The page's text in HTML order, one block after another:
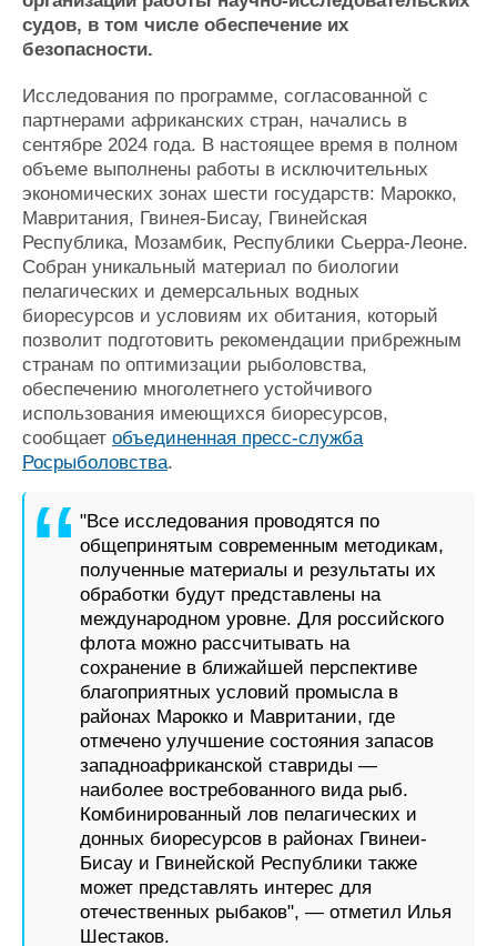
Словарь
Отзывы
судов, в том числе обеспечение их
безопасности.
Исследования по программе, согласованной с
партнерами африканских стран, начались в
сентябре 2024 года. В настоящее время в полном
объеме выполнены работы в исключительных
экономических зонах шести государств: Марокко,
Мавритания, Гвинея-Бисау, Гвинейская
Республика, Мозамбик, Республики Сьерра-Леоне.
Собран уникальный материал по биологии
пелагических и демерсальных водных
биоресурсов и условиям их обитания, который
позволит подготовить рекомендации прибрежным
странам по оптимизации рыболовства,
обеспечению многолетнего устойчивого
использования имеющихся биоресурсов,
сообщает объединенная пресс-служба
Росрыболовства.
"Все исследования проводятся по
общепринятым современным методикам,
полученные материалы и результаты их
обработки будут представлены на
международном уровне. Для российского
флота можно рассчитывать на
сохранение в ближайшей перспективе
благоприятных условий промысла в
районах Марокко и Мавритании, где
отмечено улучшение состояния запасов
западноафриканской ставриды —
наиболее востребованного вида рыб.
Комбинированный лов пелагических и
донных биоресурсов в районах Гвинеи-
Бисау и Гвинейской Республики также
может представлять интерес для
отечественных рыбаков", — отметил Илья
Шестаков.